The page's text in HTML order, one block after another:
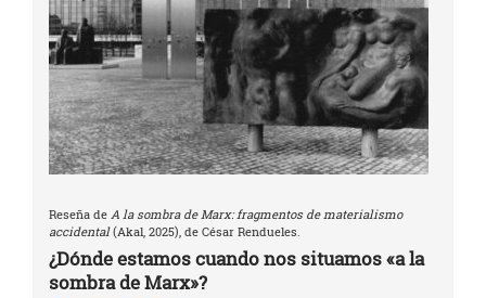
Reseña de A la sombra de Marx: fragmentos de materialismo
accidental(Akal, 2025), de César Rendueles.
¿Dónde estamos cuando nos situamos «a la
sombra de Marx»?